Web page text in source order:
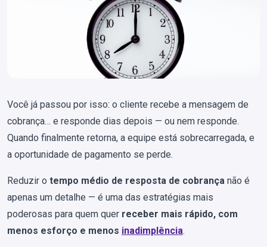
Você já passou por isso: o cliente recebe a mensagem de
cobrança… e responde dias depois — ou nem responde.
Quando finalmente retorna, a equipe está sobrecarregada, e
a oportunidade de pagamento se perde.
Reduzir o tempo médio de resposta de cobrança não é
apenas um detalhe — é uma das estratégias mais
poderosas para quem quer receber mais rápido, com
menos esforço e menos inadimplência.